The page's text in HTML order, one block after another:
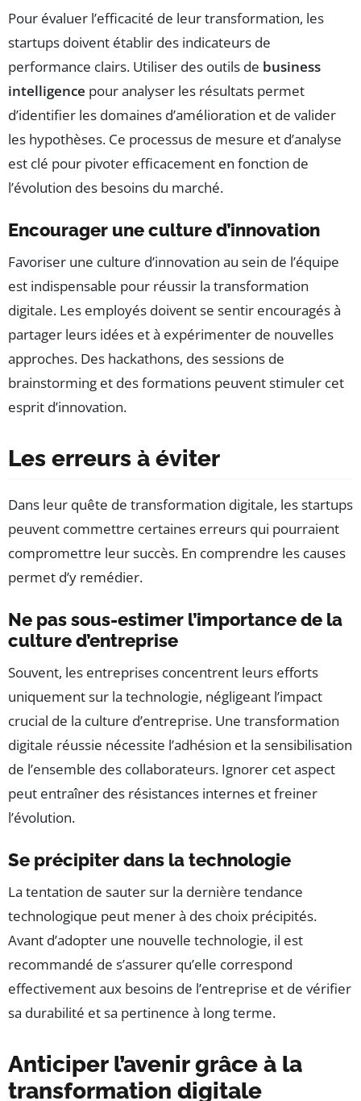
Pour évaluer l’efficacité de leur transformation, les
startups doivent établir des indicateurs de
performance clairs. Utiliser des outils de business
intelligence pour analyser les résultats permet
d’identifier les domaines d’amélioration et de valider
les hypothèses. Ce processus de mesure et d’analyse
est clé pour pivoter efficacement en fonction de
l’évolution des besoins du marché.
Encourager une culture d’innovation
Favoriser une culture d’innovation au sein de l’équipe
est indispensable pour réussir la transformation
digitale. Les employés doivent se sentir encouragés à
partager leurs idées et à expérimenter de nouvelles
approches. Des hackathons, des sessions de
brainstorming et des formations peuvent stimuler cet
esprit d’innovation.
Les erreurs à éviter
Dans leur quête de transformation digitale, les startups
peuvent commettre certaines erreurs qui pourraient
compromettre leur succès. En comprendre les causes
permet d’y remédier.
Ne pas sous-estimer l’importance de la
culture d’entreprise
Souvent, les entreprises concentrent leurs efforts
uniquement sur la technologie, négligeant l’impact
crucial de la culture d’entreprise. Une transformation
digitale réussie nécessite l’adhésion et la sensibilisation
de l’ensemble des collaborateurs. Ignorer cet aspect
peut entraîner des résistances internes et freiner
l’évolution.
Se précipiter dans la technologie
La tentation de sauter sur la dernière tendance
technologique peut mener à des choix précipités.
Avant d’adopter une nouvelle technologie, il est
recommandé de s’assurer qu’elle correspond
effectivement aux besoins de l’entreprise et de vérifier
sa durabilité et sa pertinence à long terme.
Anticiper l’avenir grâce à la
transformation digitale